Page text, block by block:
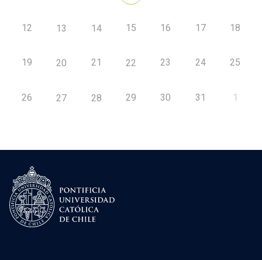
12 13 14 15 16 17 18
19 20 21 22 23 24 25
26 27 28 29 30 31 1